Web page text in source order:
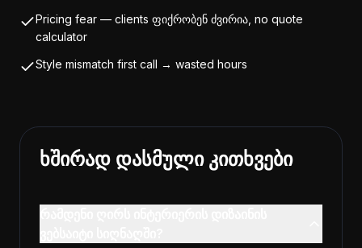
Pricing fear — clients ფიქრობენ ძვირია, no quote
calculator
Style mismatch first call → wasted hours
ხშირად დასმული კითხვები